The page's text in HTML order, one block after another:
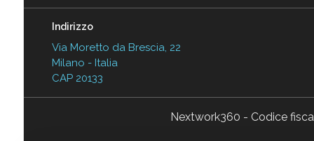
Indirizzo
Via Moretto da Brescia, 22
Milano - Italia
CAP 20133
Nextwork360 - Codice